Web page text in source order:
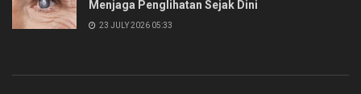
Menjaga Penglihatan Sejak Dini
23 JULY 2026 05:33